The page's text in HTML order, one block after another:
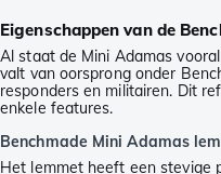
Eigenschappen van de
Al staat de Mini Adamas
valt van oorsprong onder
responders en militairen. Dit
enkele features.
Benchmade Mini Adamas
Het lemmet heeft een stevige